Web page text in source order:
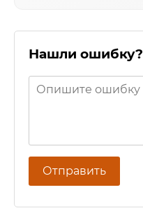
Нашли ошибку?
Отправить